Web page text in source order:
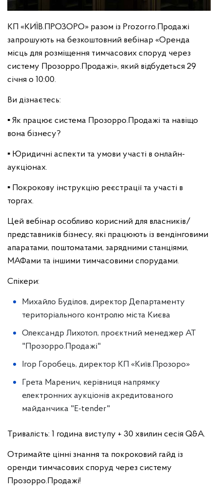
КП «КИЇВ.ПРОЗОРО» разом із Prozorro.Продажі
запрошують на безкоштовний вебінар «Оренда
місць для розміщення тимчасових споруд через
систему Прозорро.Продажі», який відбудеться 29
січня о 10:00.
Ви дізнаєтесь:
▪️ Як працює система Прозорро.Продажі та навіщо
вона бізнесу?
▪️ Юридичні аспекти та умови участі в онлайн-
аукціонах.
▪️ Покрокову інструкцію реєстрації та участі в
торгах.
Цей вебінар особливо корисний для власників/
представників бізнесу, які працюють із вендінговими
апаратами, поштоматами, зарядними станціями,
МАФами та іншими тимчасовими спорудами.
Спікери:
Михайло Буділов, директор Департаменту
територіального контролю міста Києва
Олександр Лихотоп, проєктний менеджер АТ
"Прозорро.Продажі"
Ігор Горобець, директор КП «Київ.Прозоро»
Грета Маренич, керівниця напрямку
електронних аукціонів акредитованого
майданчика "E-tender"
Тривалість: 1 година виступу + 30 хвилин сесія Q&A.
Отримайте цінні знання та покроковий гайд із
оренди тимчасових споруд через систему
Прозорро.Продажі!